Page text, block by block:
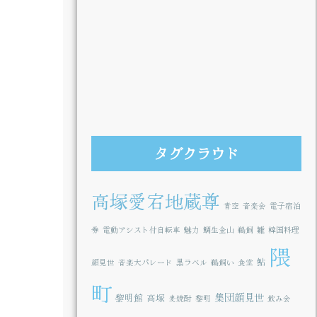
タグクラウド
高塚愛宕地蔵尊 青空 音楽会 電子宿泊
券 電動アシスト付自転車 魅力 鯛生金山 鵜飼 雛 韓国料理
顔見世 音楽大パレード 黒ラベル 鵜飼い 食堂 鮎 隈
町 黎明館 高塚 麦焼酎 黎明 集団顔見世 飲み会